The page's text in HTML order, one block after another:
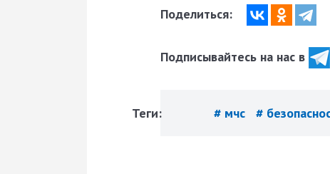
Поделиться:
Подписывайтесь на нас в
Теги: # мчс #